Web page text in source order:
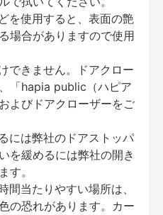
を使用すると、表面の艶
場合がありますので使用
できません。ドアクロー
「hapia public（ハピア
よびドアクローザーをご
には弊社のドアストッパ
を緩めるには弊社の開き
す。
当たりやすい場所は、
の恐れがあります。カー